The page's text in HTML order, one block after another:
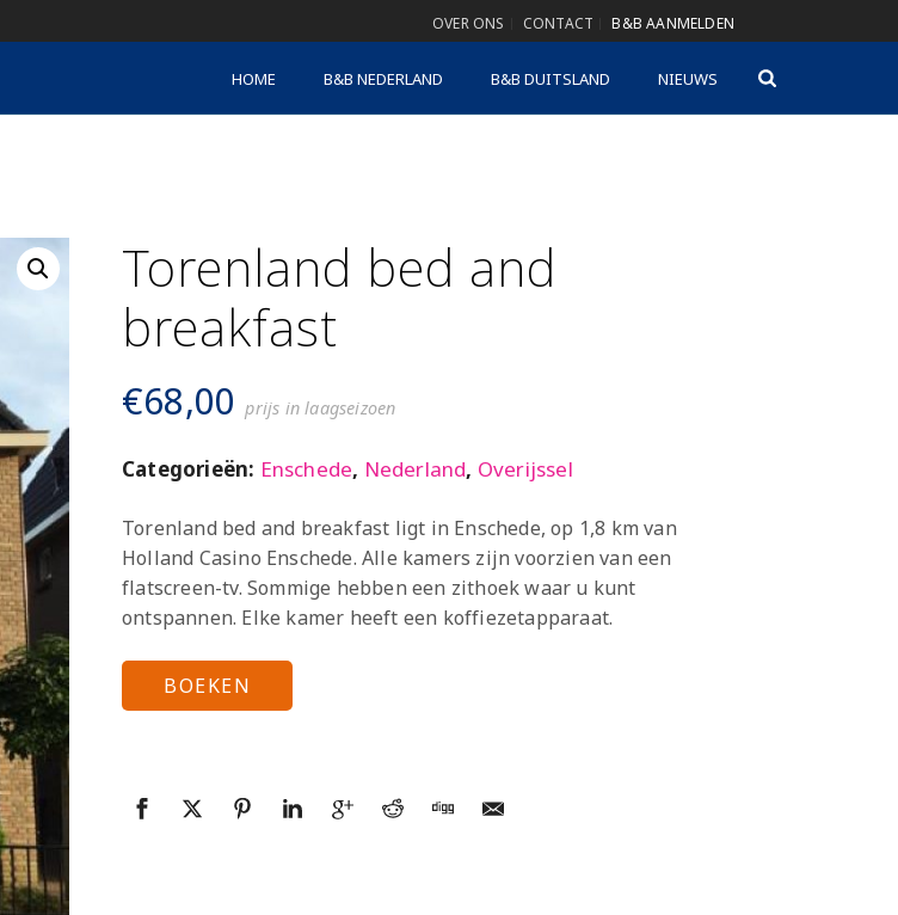
OVER ONS CONTACT B&B AANMELDEN
HOME B&B NEDERLAND B&B DUITSLAND NIEUWS
Torenland bed and
breakfast
€68,00 prijs in laagseizoen
Categorieën: Enschede, Nederland, Overijssel
Torenland bed and breakfast ligt in Enschede, op 1,8 km van
Holland Casino Enschede. Alle kamers zijn voorzien van een
flatscreen-tv. Sommige hebben een zithoek waar u kunt
ontspannen. Elke kamer heeft een koffiezetapparaat.
BOEKEN